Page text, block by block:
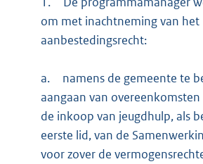
om met inachtneming van het
aanbestedingsrecht:
a.
namens de gemeente te
aangaan van
de inkoop van jeugdhulp, als
eerste lid, van de
voor zover de